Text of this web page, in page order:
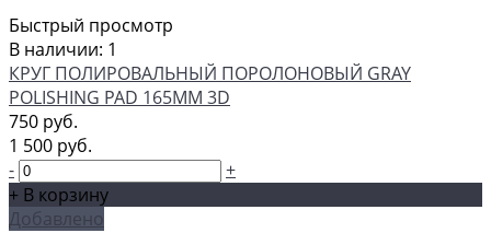
Быстрый просмотр
В наличии: 1
КРУГ ПОЛИРОВАЛЬНЫЙ ПОРОЛОНОВЫЙ GRAY
POLISHING PAD 165ММ 3D
750 руб.
1 500 руб.
-
+
+ В корзину
Добавлено